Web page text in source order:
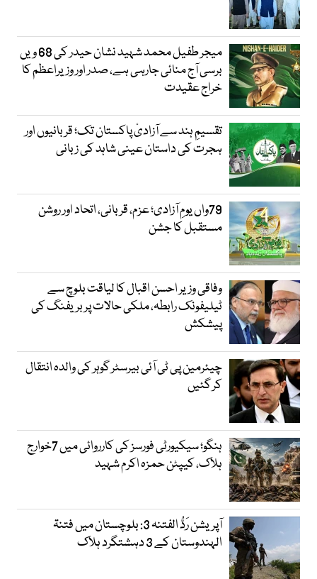
میجر طفیل محمد شہید نشان حیدر کی 68 ویں
برسی آج منائی جارہی ہے، صدر اور وزیراعظم کا
خراج عقیدت
تقسیمِ ہند سے آزادیٔ پاکستان تک؛ قربانیوں اور
ہجرت کی داستان عینی شاہد کی زبانی
79واں یومِ آزادی؛ عزم، قربانی، اتحاد اور روشن
مستقبل کا جشن
وفاقی وزیر احسن اقبال کا لیاقت بلوچ سے
ٹیلیفونک رابطہ، ملکی حالات پر بریفنگ کی
پیشکش
چیئرمین پی ٹی آئی بیرسٹر گوہر کی والدہ انتقال
کر گئیں
ہنگو؛ سیکیورٹی فورسز کی کارروائی میں 7خوارج
ہلاک، کیپٹن حمزہ اکرم شہید
آپریشن رَدُّ الفتنہ 3: بلوچستان میں فتنۃ
الہندوستان کے 3 دہشتگرد ہلاک